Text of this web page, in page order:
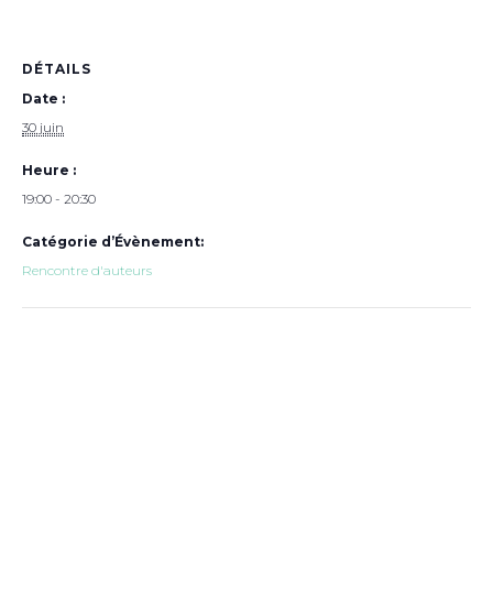
DÉTAILS
Date :
30 juin
Heure :
19:00 - 20:30
Catégorie d’Évènement:
Rencontre d'auteurs